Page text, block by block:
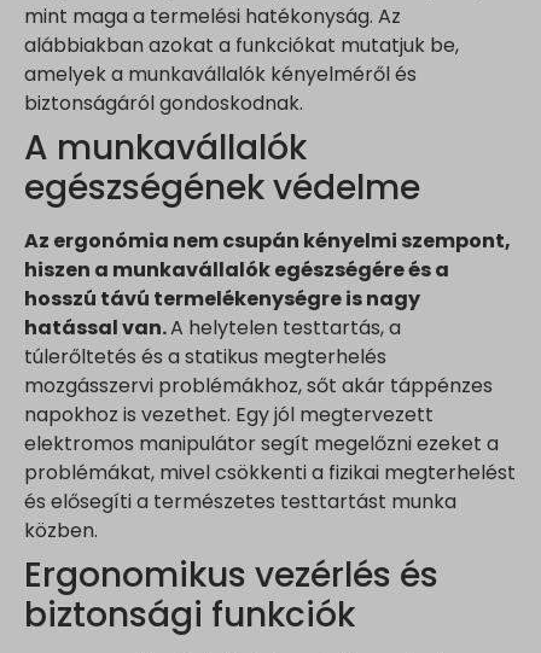
mint maga a termelési hatékonyság. Az
alábbiakban azokat a funkciókat mutatjuk be,
amelyek a munkavállalók kényelméről és
biztonságáról gondoskodnak.
A munkavállalók
egészségének védelme
Az ergonómia nem csupán kényelmi szempont,
hiszen a munkavállalók egészségére és a
hosszú távú termelékenységre is nagy
hatással van.A helytelen testtartás, a
túlerőltetés és a statikus megterhelés
mozgásszervi problémákhoz, sőt akár táppénzes
napokhoz is vezethet. Egy jól megtervezett
elektromos manipulátor segít megelőzni ezeket a
problémákat, mivel csökkenti a fizikai megterhelést
és elősegíti a természetes testtartást munka
közben.
Ergonomikus vezérlés és
biztonsági funkciók